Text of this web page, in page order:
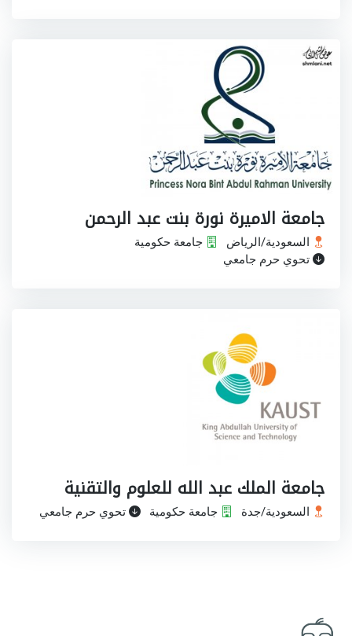
جامعة الاميرة نورة بنت عبد الرحمن
السعودية/الرياض
جامعة حكومية
تحوي حرم جامعي
جامعة الملك عبد الله للعلوم والتقنية
السعودية/جدة جامعة حكومية تحوي حرم جامعي